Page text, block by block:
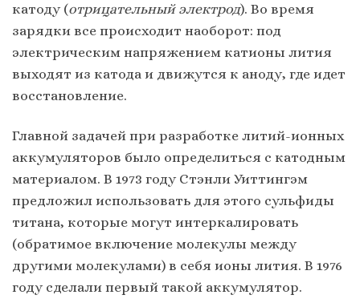
катоду (отрицательный электрод). Во время
зарядки все происходит наоборот: под
электрическим напряжением катионы лития
выходят из катода и движутся к аноду, где идет
восстановление.
Главной задачей при разработке литий-ионных
аккумуляторов было определиться с катодным
материалом. В 1973 году Стэнли Уиттингэм
предложил использовать для этого сульфиды
титана, которые могут интеркалировать
(обратимое включение молекулы между
другими молекулами) в себя ионы лития. В 1976
году сделали первый такой аккумулятор.